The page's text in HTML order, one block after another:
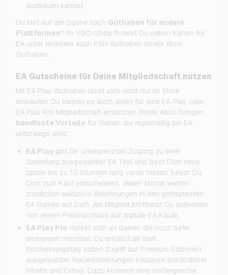
ausbauen kannst.
Du bist auf der Suche nach Guthaben für andere
Plattformen? Im VGO-Shop findest Du neben Karten für
EA unter anderem auch PSN Guthaben sowie Xbox
Guthaben.
EA Gutscheine für Deine Mitgliedschaft nutzen
Mit EA Play Guthaben lässt sich nicht nur im Store
einkaufen: Du kannst es auch direkt für eine EA Play oder
EA Play Pro Mitgliedschaft einsetzen. Beide Abos bringen
handfeste Vorteile für Gamer, die regelmäßig bei EA
unterwegs sind:
EA Play gibt Dir unbegrenzten Zugang zu einer
Sammlung ausgewählter EA Titel und lässt Dich neue
Spiele bis zu 10 Stunden lang vorab testen, bevor Du
Dich zum Kauf entscheidest. Jeden Monat warten
zusätzlich exklusive Belohnungen in den gefragtesten
EA Games auf Dich. Als Mitglied profitierst Du außerdem
von einem Preisnachlass auf digitale EA Käufe.
EA Play Pro richtet sich an Gamer, die noch tiefer
einsteigen möchten. Du erhältst ab dem
Erscheinungstag vollen Zugriff auf Premium-Editionen
ausgewählter Neuerscheinungen inklusive zusätzlicher
Inhalte und Extras. Dazu kommen eine umfangreiche